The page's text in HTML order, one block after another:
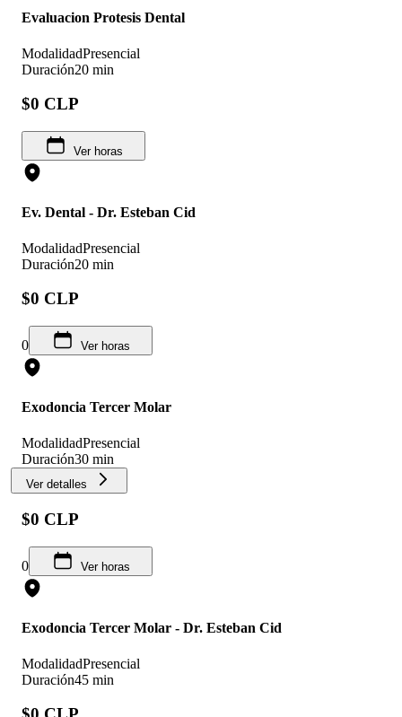
Evaluacion Protesis Dental
ModalidadPresencial
Duración20 min
$0 CLP
Ver horas
Ev. Dental - Dr. Esteban Cid
ModalidadPresencial
Duración20 min
$0 CLP
0 Ver horas
Exodoncia Tercer Molar
ModalidadPresencial
Duración30 min
Ver detalles
$0 CLP
0 Ver horas
Exodoncia Tercer Molar - Dr. Esteban Cid
ModalidadPresencial
Duración45 min